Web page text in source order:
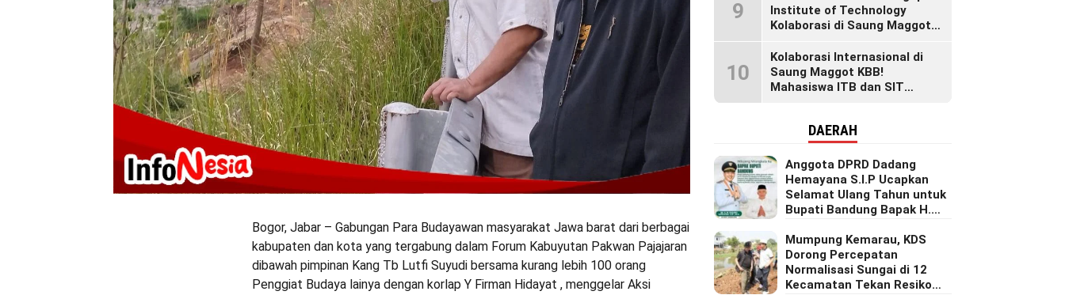
Bogor, Jabar – Gabungan Para Budayawan masyarakat Jawa barat dari berbagai
kabupaten dan kota yang tergabung dalam Forum Kabuyutan Pakwan Pajajaran
dibawah pimpinan Kang Tb Lutfi Suyudi bersama kurang lebih 100 orang
Penggiat Budaya lainya dengan korlap Y Firman Hidayat , menggelar Aksi
9
Institute of Technology
Kolaborasi di Saung Maggot
Produk Bernilai Tinggi Lewat
Riset Inovatif
10
Kolaborasi Internasional di
Saung Maggot KBB!
Mahasiswa ITB dan SIT
Pangan Dunia
DAERAH
Anggota DPRD Dadang
Hemayana S.I.P Ucapkan
Selamat Ulang Tahun untuk
Bupati Bandung Bapak H.
Mumpung Kemarau, KDS
Dorong Percepatan
Normalisasi Sungai di 12
Kecamatan Tekan Resiko